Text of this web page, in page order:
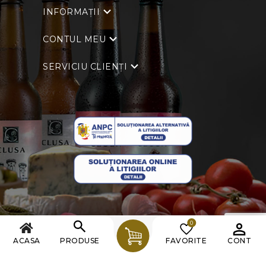
ACASA PRODUSE CONT
FAVORITE
0
INFORMAȚII
CONTUL MEU
SERVICIU CLIENȚI
Copyright © 2026 Clusa. Toate drepturile rezervate.
nopCommerce| Creat de